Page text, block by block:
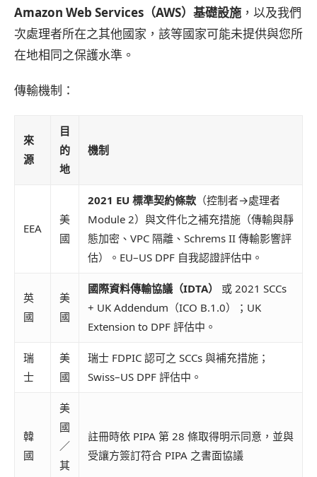
Amazon Web Services（AWS）基礎設施 ，以及我們
次處理者所在之其他國家，該等國家可能未提供與您所
在地相同之保護水準。
傳輸機制：
來
源
目
的
地
機制
EEA
美
國
2021 EU 標準契約條款 （控制者→處理者
Module 2）與文件化之補充措施（傳輸與靜
態加密、VPC 隔離、Schrems II 傳輸影響評
估）。EU–US DPF 自我認證評估中。
英
國
美
國
國際資料傳輸協議（IDTA）
或 2021 SCCs
+ UK Addendum（ICO B.1.0）；UK
Extension to DPF 評估中。
瑞
士
美
國
瑞士 FDPIC 認可之 SCCs 與補充措施；
Swiss–US DPF 評估中。
韓
國
美
國
／
其
註冊時依 PIPA 第 28 條取得明示同意，並與
受讓方簽訂符合 PIPA 之書面協議